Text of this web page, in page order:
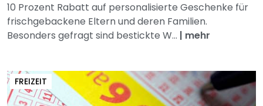
10 Prozent Rabatt auf personalisierte Geschenke für
frischgebackene Eltern und deren Familien.
Besonders gefragt sind bestickte W... | mehr
FREIZEIT